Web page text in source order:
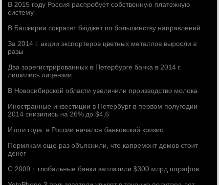
В 2015 году Россия распробует собственную платежную
систему
В Башкирии сократят бюджет по большинству направлений
За 2014 г. акции экспортеров цветных металлов выросли в
разы
Два зарегистрированных в Петербурге банка в 2014 г.
лишились лицензии
В Новосибирской области увеличили производство молока
Иностранные инвестиции в Петербург в первом полугодии
2014 снизились на 26% до $4,6
Итоги года: в России начался банковский кризис
Пермякам еще раз объяснили, что капремонт домов стоит
денег
С 2009 г. глобальные банки заплатили $300 млрд штрафов